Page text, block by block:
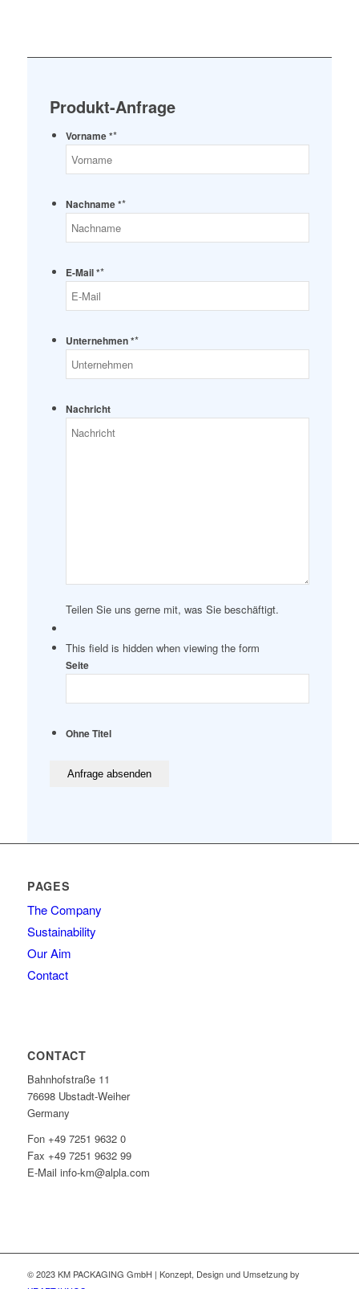
Produkt-Anfrage
Vorname **
Nachname **
E-Mail **
Unternehmen **
Nachricht
Teilen Sie uns gerne mit, was Sie beschäftigt.
This field is hidden when viewing the form
Seite
Ohne Titel
PAGES
The Company
Sustainability
Our Aim
Contact
CONTACT
Bahnhofstraße 11
76698 Ubstadt-Weiher
Germany
Fon +49 7251 9632 0
Fax +49 7251 9632 99
E-Mail info-km@alpla.com
© 2023 KM PACKAGING GmbH | Konzept, Design und Umsetzung by